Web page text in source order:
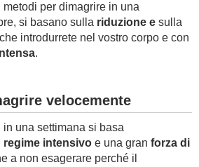
per dimagrire in una
si basano sulla riduzione e sulla
che introdurrete nel vostro corpo e con
.
velocemente
in una settimana si basa
regime intensivo e una gran forza di
a non esagerare perché il